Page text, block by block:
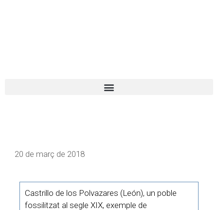
20 de març de 2018
Castrillo de los Polvazares (León), un poble
fossilitzat al segle XIX, exemple de